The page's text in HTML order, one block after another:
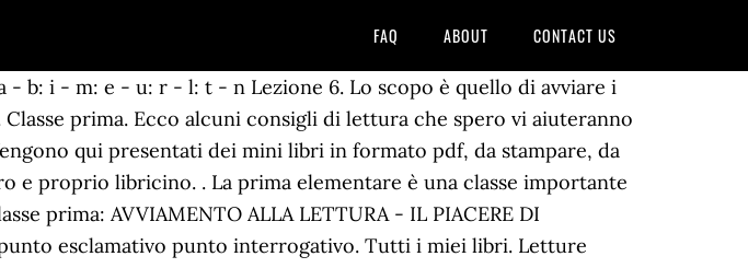
FAQ ABOUT CONTACT US
- b: i - m: e - u: r - l: t - n Lezione 6. Lo scopo è quello di avviare i
prima. Ecco alcuni consigli di lettura che spero vi aiuteranno
qui presentati dei mini libri in formato pdf, da stampare, da
proprio libricino. . La prima elementare è una classe importante
prima: AVVIAMENTO ALLA LETTURA - IL PIACERE DI
esclamativo punto interrogativo. Tutti i miei libri. Letture